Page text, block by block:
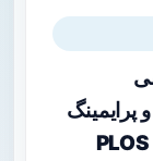
پرایمینگ
— بررسی آزمایشگاهی یک مطالعه PLOS